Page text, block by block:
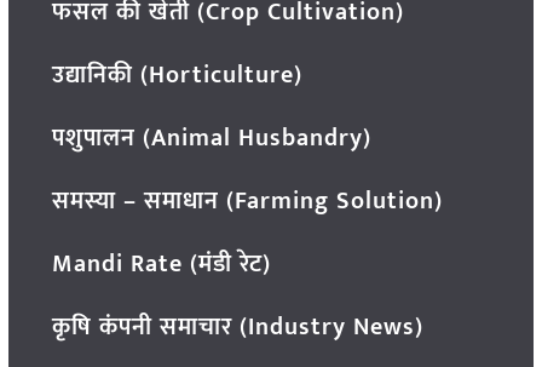
फसल की खेती (Crop Cultivation)
उद्यानिकी (Horticulture)
पशुपालन (Animal Husbandry)
समस्या – समाधान (Farming Solution)
Mandi Rate (मंडी रेट)
कृषि कंपनी समाचार (Industry News)